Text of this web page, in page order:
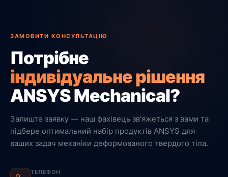
ЗАМОВИТИ КОНСУЛЬТАЦІЮ
Потрібне
індивідуальне рішення
ANSYS Mechanical?
Залиште заявку — наш фахівець зв'яжеться з вами та
підбере оптимальний набір продуктів ANSYS для
ваших задач механіки деформованого твердого тіла.
ТЕЛЕФОН